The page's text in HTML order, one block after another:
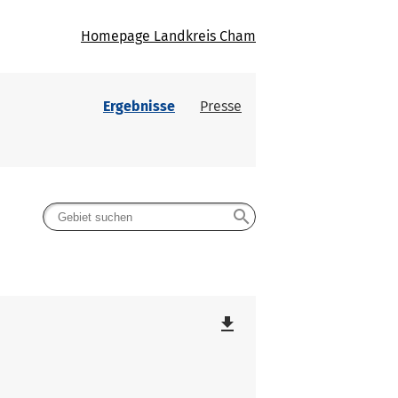
Homepage Landkreis Cham
Ergebnisse Presse
search
file_download